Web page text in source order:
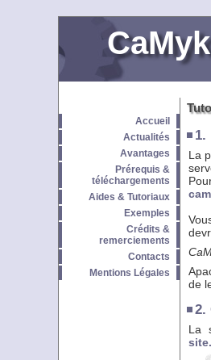
Accueil
Actualités
Avantages
Prérequis &
téléchargements
Aides & Tutoriaux
Exemples
Crédits &
remerciements
Contacts
Mentions Légales
1.
La
de
2.
La